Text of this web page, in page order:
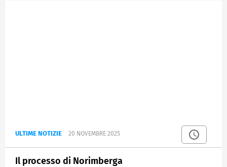
ULTIME NOTIZIE 20 NOVEMBRE 2025
Il processo di Norimberga